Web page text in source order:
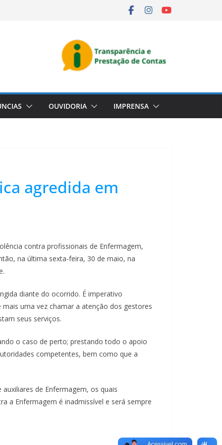
OUVIDORIA IMPRENSA
agredida em
contra profissionais de Enfermagem,
na última sexta-feira, 30 de maio, na
diante do ocorrido. É imperativo
uma vez chamar a atenção dos gestores
seus serviços.
o caso de perto; prestando todo o apoio
competentes, bem como que a
de Enfermagem, os quais
a Enfermagem é inadmissível e será sempre